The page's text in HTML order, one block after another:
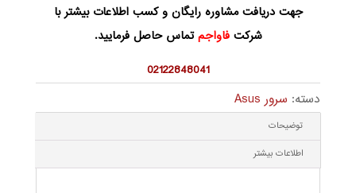
جهت دریافت مشاوره رایگان و کسب اطلاعات بیشتر با
شرکتفاواجمتماس حاصل فرمایید.
02122848041
دسته: سرور Asus
توضیحات
اطلاعات بیشتر